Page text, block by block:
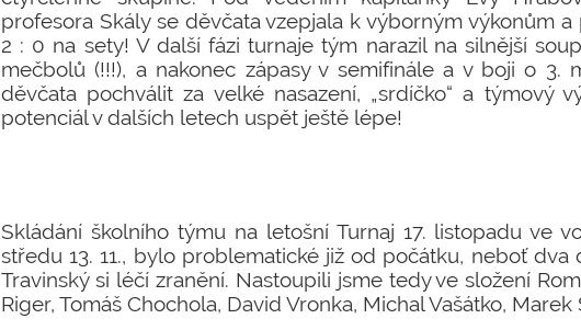
profesora Skály se děvčata vzepjala k výborným výkonům
2 : 0 na sety! V další fázi turnaje tým narazil na silnější
mečbolů (!!!), a nakonec zápasy v semifinále a v boji o 3.
děvčata pochválit za velké nasazení, „srdíčko“ a týmový
potenciál v dalších letech uspět ještě lépe!
Skládání školního týmu na letošní Turnaj 17. listopadu ve
středu 13. 11., bylo problematické již od počátku, neboť dva
Travinský si léčí zranění. Nastoupili jsme tedy ve složení
Riger, Tomáš Chochola, David Vronka, Michal Vašátko,